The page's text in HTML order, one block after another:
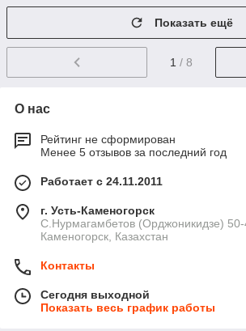
Показать ещё
1 / 8
О нас
Рейтинг не сформирован
Менее 5 отзывов за последний год
Работает с 24.11.2011
г. Усть-Каменогорск
С.Нурмагамбетов (Орджоникидзе) 50-
Каменогорск, Казахстан
Контакты
Сегодня выходной
Показать весь график работы